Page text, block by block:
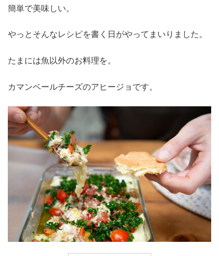
簡単で美味しい。
やっとそんなレシピを書く日がやってまいりました。
たまには魚以外のお料理を。
カマンベールチーズのアヒージョです。